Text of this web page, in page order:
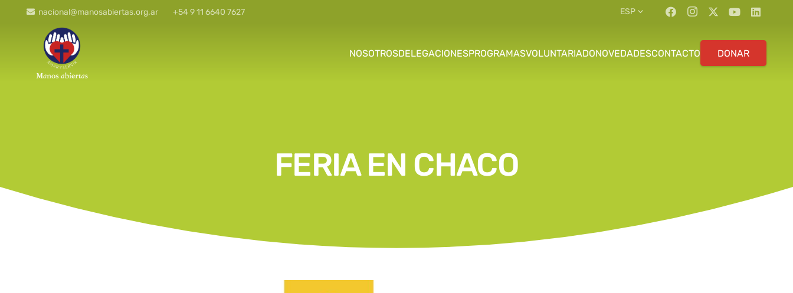
nacional@manosabiertas.org.ar +54 9 11 6640 7627 ESP
NOSOTROSDELEGACIONESPROGRAMASVOLUNTARIADONOVEDADESCONTACTO DONAR
FERIA EN CHACO